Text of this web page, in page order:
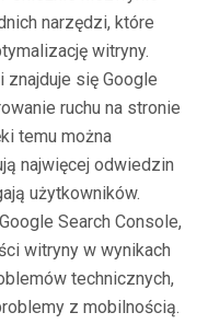
narzędzi, które
witryny.
znajduje się Google
ruchu na stronie
temu można
najwięcej odwiedzin
użytkowników.
Search Console,
witryny w wynikach
technicznych,
z mobilnością.